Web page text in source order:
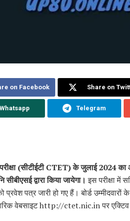
on Facebook Share on
Whatsapp Telegram
परीक्षा (सीटीईटी CTET) के जुलाई 2024
सीबीएसई द्वारा किया जायेगा। इस परीक्षा में
प्रवेश पत्र जारी हो गए हैं। बोर्ड
वेबसाइट http://ctet.nic.in पर एक्टिव